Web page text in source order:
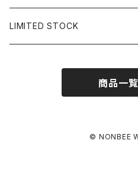
SOCKS
GLASS
×岩井ジョニ男
LIMITED STOCK
商品一
© NONBEE